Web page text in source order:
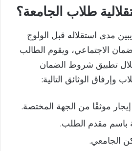
طلاب الجامعة؟
مدى استقلاله قبل الولوج
الاجتماعي، ويقوم الطالب
خلال تطبيق شروط الضمان
وإرفاق الوثائق التالية:
موثقًا من الجهة المختصة.
باسم مقدم الطلب.
الجامعي.